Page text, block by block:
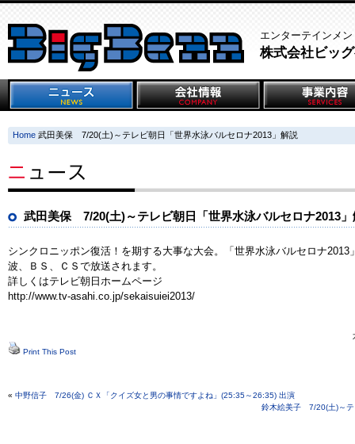
エンターテインメ
株式会社ビッ
Home 武田美保 7/20(土)～テレビ朝日「世界水泳バルセロナ2013」解説
武田美保 7/20(土)～テレビ朝日「世界水泳バルセロナ2013」
シンクロニッポン復活！を期する大事な大会。「世界水泳バルセロナ
波、ＢＳ、ＣＳで放送されます。
詳しくはテレビ朝日ホームページ
http://www.tv-asahi.co.jp/sekaisuiei2013/
Print This Post
« 中野信子 7/26(金) ＣＸ「クイズ女と男の事情ですよね」(25:35～26:35) 出演
鈴木絵美子 7/20(土)～テ